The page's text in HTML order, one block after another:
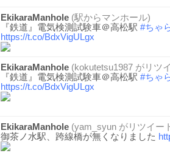
EkikaraManhole (駅からマンホール)
『鉄道』電気検測試験車＠高松駅 #ちゃ
https://t.co/BdxVigULgx
EkikaraManhole (kokutetsu1987 がリツ
『鉄道』電気検測試験車＠高松駅 #ちゃ
https://t.co/BdxVigULgx
EkikaraManhole (yam_syun がリツイー
御茶ノ水駅、跨線橋が無くなりました